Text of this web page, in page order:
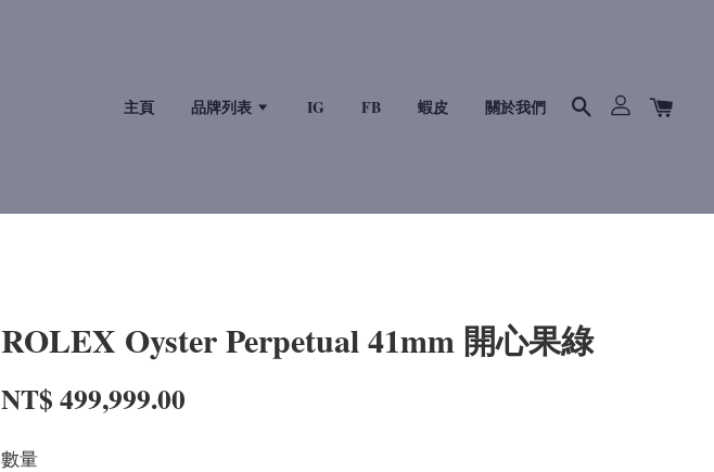
主頁 品牌列表 IG FB 蝦皮 關於我們
ROLEX Oyster Perpetual 41mm 開心果綠
NT$ 499,999.00
數量